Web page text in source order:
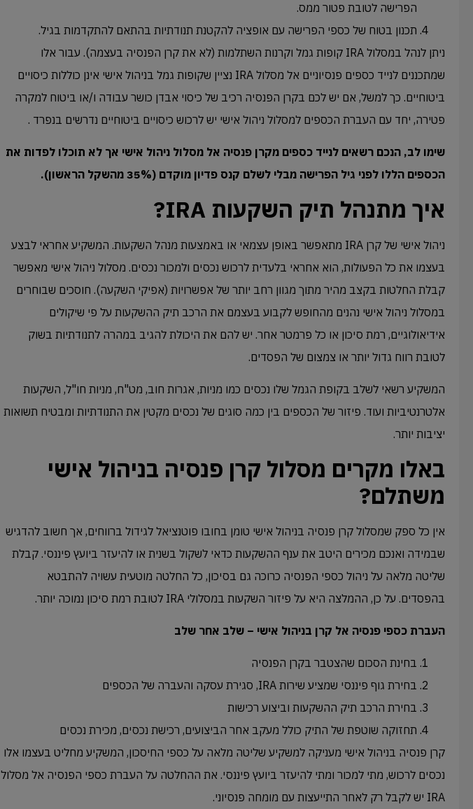
הפרישה לטובת פטור ממס.
תכנון בטוח של כספי הפרישה עם אופציה להקטנת תנודתיות בהתאם להתקדמות בגיל.
ניתן לנהל במסלול IRA קופות גמל וקרנות השתלמות (לא את קרן הפנסיה בעצמה). עבור אלו
שמתכננים לנייד כספים פנסיוניים אל מסלול IRA נציין שקופות גמל בניהול אישי אינן כוללות כיסויים
ביטוחיים. כך למשל, אם יש לכם בקרן הפנסיה רכיב של כיסוי אבדן כושר עבודה ו/או ביטוח למקרה
פטירה, יחד עם העברת הכספים למסלול ניהול אישי יש לרכוש כיסויים ביטוחיים נדרשים בנפרד .
שימו לב, הנכם רשאים לנייד כספים מקרן פנסיה אל מסלול ניהול אישי אך לא תוכלו לפדות את
הכספים הללו לפני גיל הפרישה מבלי לשלם קנס פדיון מוקדם (35% מהשקל הראשון).
איך מתנהל תיק השקעות IRA?
ניהול אישי של קרן IRA מתאפשר באופן עצמאי או באמצעות מנהל השקעות. המשקיע אחראי לבצע
בעצמו את כל הפעולות, הוא אחראי בלעדית לרכוש נכסים ולמכור נכסים. מסלול ניהול אישי מאפשר
קבלת החלטות בקצב מהיר מתוך מגוון רחב יותר של אפשרויות (אפיקי השקעה). חוסכים שבוחרים
במסלול ניהול אישי נהנים מהחופש לקבוע בעצמם את הרכב תיק ההשקעות על פי שיקולים
אידיאולוגיים, רמת סיכון או כל פרמטר אחר. יש להם את היכולת להגיב במהרה לתנודתיות בשוק
לטובת רווח גדול יותר או צמצום של הפסדים.
המשקיע רשאי לשלב בקופת הגמל שלו נכסים כמו מניות, אגרות חוב, מט"ח, מניות חו"ל, השקעות
אלטרנטיביות ועוד. פיזור של הכספים בין כמה סוגים של נכסים מקטין את התנודתיות ומבטיח תשואות
יציבות יותר.
באלו מקרים מסלול קרן פנסיה בניהול אישי
משתלם?
אין כל ספק שמסלול קרן פנסיה בניהול אישי טומן בחובו פוטנציאל לגידול ברווחים, אך חשוב להדגיש
שבמידה ואנכם מכירים היטב את ענף ההשקעות כדאי לשקול בשנית או להיעזר ביועץ פיננסי. קבלת
שליטה מלאה על ניהול כספי הפנסיה כרוכה גם בסיכון, כל החלטה מוטעית עשויה להתבטא
בהפסדים. על כן, ההמלצה היא על פיזור השקעות במסלולי IRA לטובת רמת סיכון נמוכה יותר.
העברת כספי פנסיה אל קרן בניהול אישי – שלב אחר שלב
בחינת הסכום שהצטבר בקרן הפנסיה
בחירת גוף פיננסי שמציע שירות IRA, סגירת עסקה והעברה של הכספים
בחירת הרכב תיק ההשקעות וביצוע רכישות
תחזוקה שוטפת של התיק כולל מעקב אחר הביצועים, רכישת נכסים, מכירת נכסים
קרן פנסיה בניהול אישי מעניקה למשקיע שליטה מלאה על כספי החיסכון, המשקיע מחליט בעצמו אלו
נכסים לרכוש, מתי למכור ומתי להיעזר ביועץ פיננסי. את ההחלטה על העברת כספי הפנסיה אל מסלול
IRA יש לקבל רק לאחר התייעצות עם מומחה פנסיוני.